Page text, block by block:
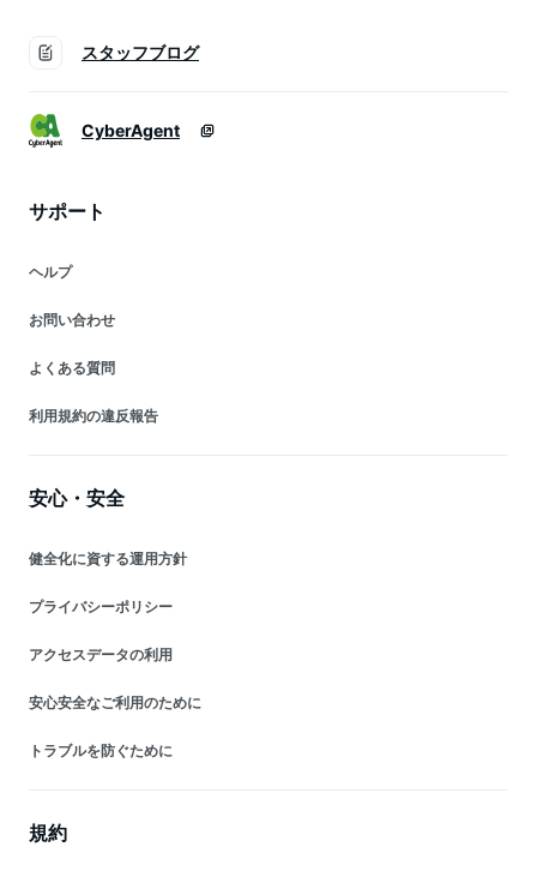
スタッフブログ
CyberAgent
サポート
ヘルプ
お問い合わせ
よくある質問
利用規約の違反報告
安心・安全
健全化に資する運用方針
プライバシーポリシー
アクセスデータの利用
安心安全なご利用のために
トラブルを防ぐために
規約